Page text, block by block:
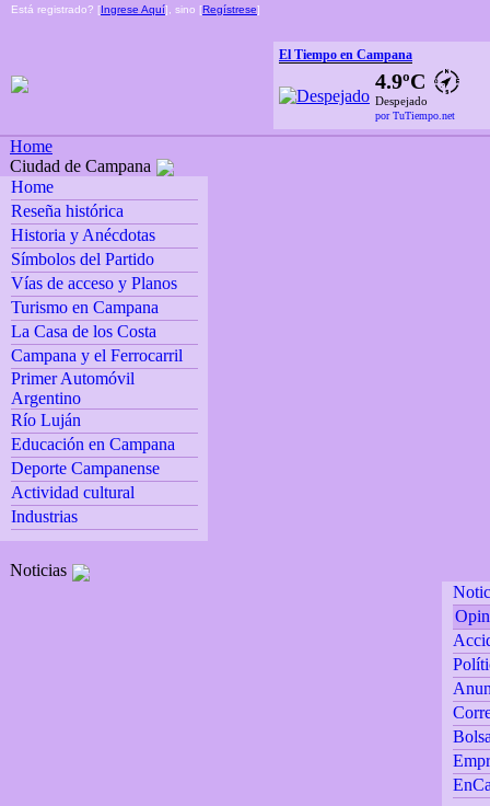
Está registrado? [Ingrese Aquí], sino [Regístrese]
El Tiempo en Campana
4.9ºC
Despejado
por TuTiempo.net
Home
Ciudad de Campana
Home
Reseña histórica
Historia y Anécdotas
Símbolos del Partido
Vías de acceso y Planos
Turismo en Campana
La Casa de los Costa
Campana y el Ferrocarril
Primer Automóvil
Argentino
Río Luján
Educación en Campana
Deporte Campanense
Actividad cultural
Industrias
Noticias